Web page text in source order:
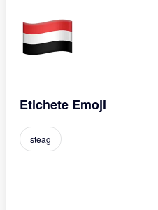
Etichete Emoji
steag